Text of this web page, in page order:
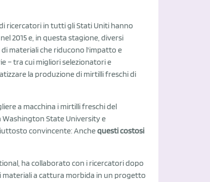
ricercatori in tutti gli Stati Uniti hanno
nel 2015 e, in questa stagione, diversi
materiali che riducono l'impatto e
– tra cui migliori selezionatori e
la produzione di mirtilli freschi di
a macchina i mirtilli freschi del
Washington State University e
convincente: Anchequesti costosi
ha collaborato con i ricercatori dopo
a cattura morbida in un progetto